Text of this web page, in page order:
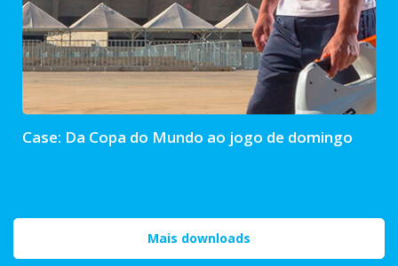
Case: Da Copa do Mundo ao jogo de domingo
Mais downloads